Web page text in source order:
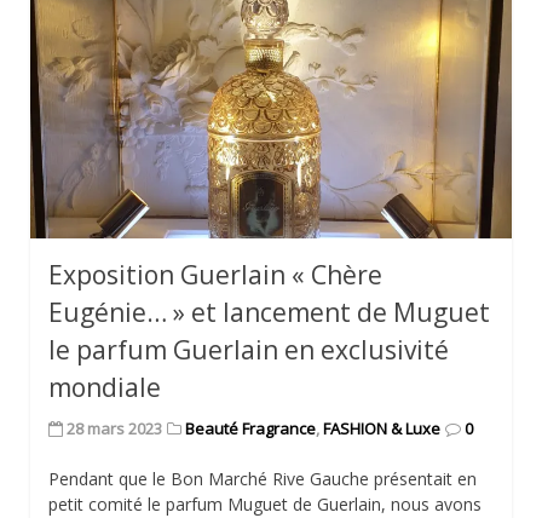
Exposition Guerlain « Chère
Eugénie… » et lancement de Muguet
le parfum Guerlain en exclusivité
mondiale
28 mars 2023 Beauté Fragrance,FASHION & Luxe 0
Pendant que le Bon Marché Rive Gauche présentait en
petit comité le parfum Muguet de Guerlain, nous avons